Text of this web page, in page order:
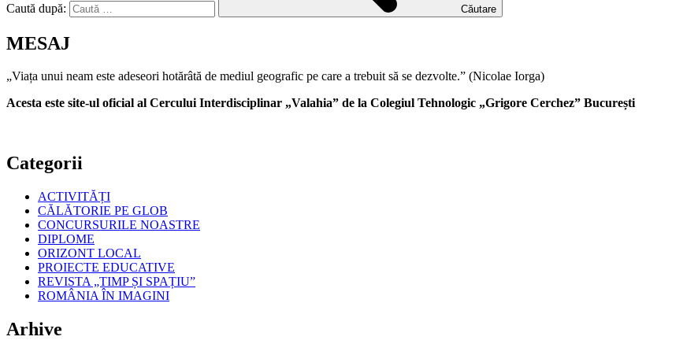
Caută după: Căutare
MESAJ
„Viața unui neam este adeseori hotărâtă de mediul geografic pe care a trebuit să se dezvolte.” (Nicolae Iorga)
Acesta este site-ul oficial al Cercului Interdisciplinar „Valahia” de la Colegiul Tehnologic „Grigore Cerchez” București
Categorii
ACTIVITĂȚI
CĂLĂTORIE PE GLOB
CONCURSURILE NOASTRE
DIPLOME
ORIZONT LOCAL
PROIECTE EDUCATIVE
REVISTA „TIMP ȘI SPAȚIU”
ROMÂNIA ÎN IMAGINI
Arhive